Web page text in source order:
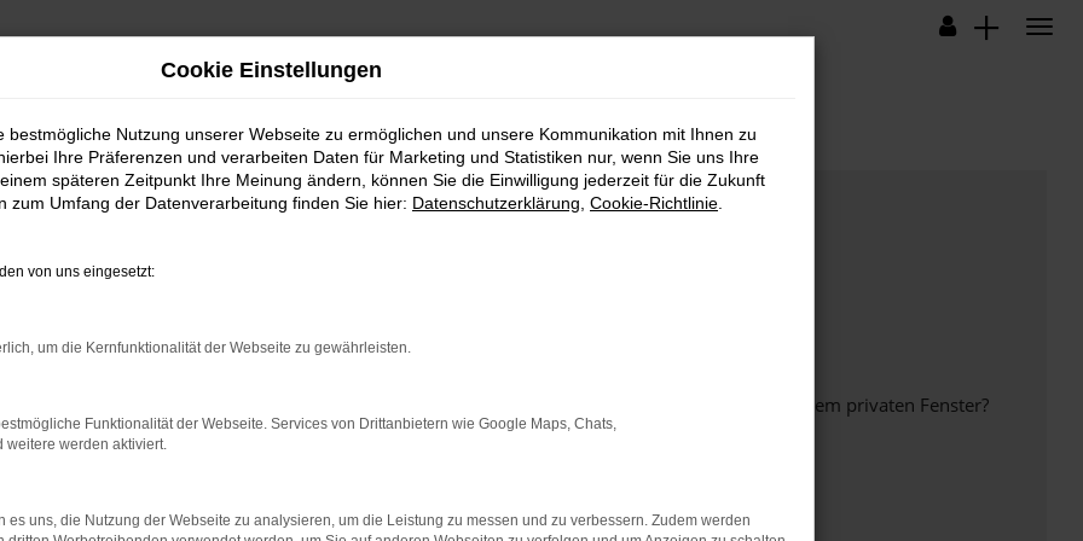
bestimmter Seiten verhindern. Funktioniert die Seite in einem anderen Browser oder in einem privaten Fenster?
beheben.
auf dem neuesten Stand sind.
kann auch dazu führen, dass bestimmte Funktionen nicht mehr unterstützt werden.
Cookie Einstellungen
bestmögliche Nutzung unserer Webseite zu ermöglichen und unsere Kommunikation mit Ihnen zu
Ihre Präferenzen und verarbeiten Daten für Marketing und Statistiken nur, wenn Sie uns Ihre
späteren Zeitpunkt Ihre Meinung ändern, können Sie die Einwilligung jederzeit für die Zukunft
zum Umfang der Datenverarbeitung finden Sie hier: Datenschutzerklärung Cookie-Richtlinie
von uns eingesetzt:
um die Kernfunktionalität der Webseite zu gewährleisten.
Funktionalität der Webseite. Services von Drittanbietern wie Google Maps, Chats,
weitere werden aktiviert.
es uns, die Nutzung der Webseite zu analysieren, um die Leistung zu messen und zu verbessern. Zudem werden